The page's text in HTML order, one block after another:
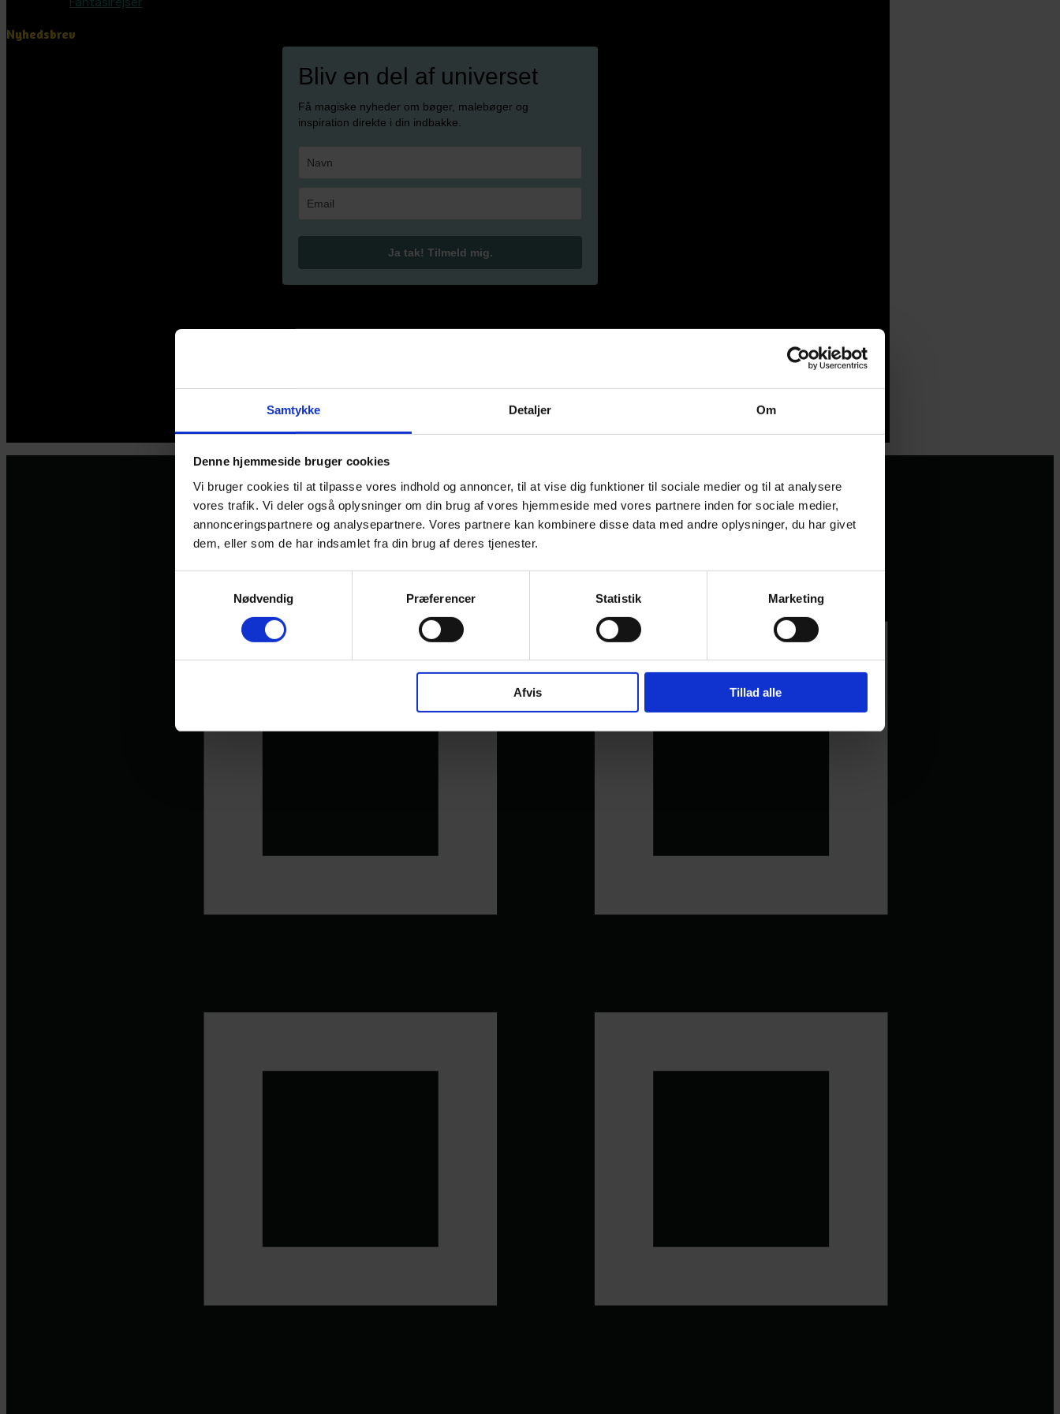
Samtykke Detaljer Om
Denne hjemmeside bruger cookies
Vi bruger cookies til at tilpasse vores indhold og annoncer, til at vise dig funktioner til sociale medier og til at analysere
vores trafik. Vi deler også oplysninger om din brug af vores hjemmeside med vores partnere inden for sociale medier,
annonceringspartnere og analysepartnere. Vores partnere kan kombinere disse data med andre oplysninger, du har givet
dem, eller som de har indsamlet fra din brug af deres tjenester.
Nødvendig
Præferencer Statistik Marketing
Afvis Tillad alle
Nyhedsbrev
Bliv en del af universet
Få magiske nyheder om bøger, malebøger og
inspiration direkte i din indbakke.
Ja tak! Tilmeld mig.
26639670